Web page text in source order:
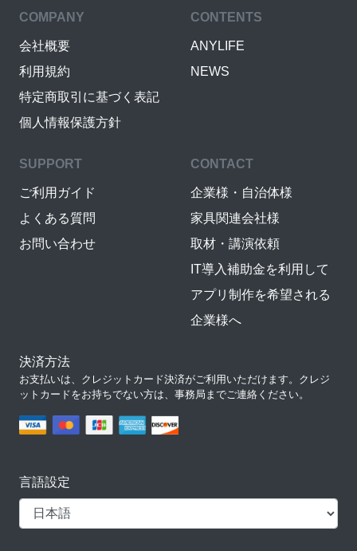
COMPANY
会社概要
利用規約
特定商取引に基づく表記
個人情報保護方針
CONTENTS
ANYLIFE
NEWS
SUPPORT
ご利用ガイド
よくある質問
お問い合わせ
CONTACT
企業様・自治体様
家具関連会社様
取材・講演依頼
IT導入補助金を利用して
アプリ制作を希望される
企業様へ
決済方法
お支払いは、クレジットカード決済がご利用いただけます。クレジ
ットカードをお持ちでない方は、事務局までご連絡ください。
言語設定